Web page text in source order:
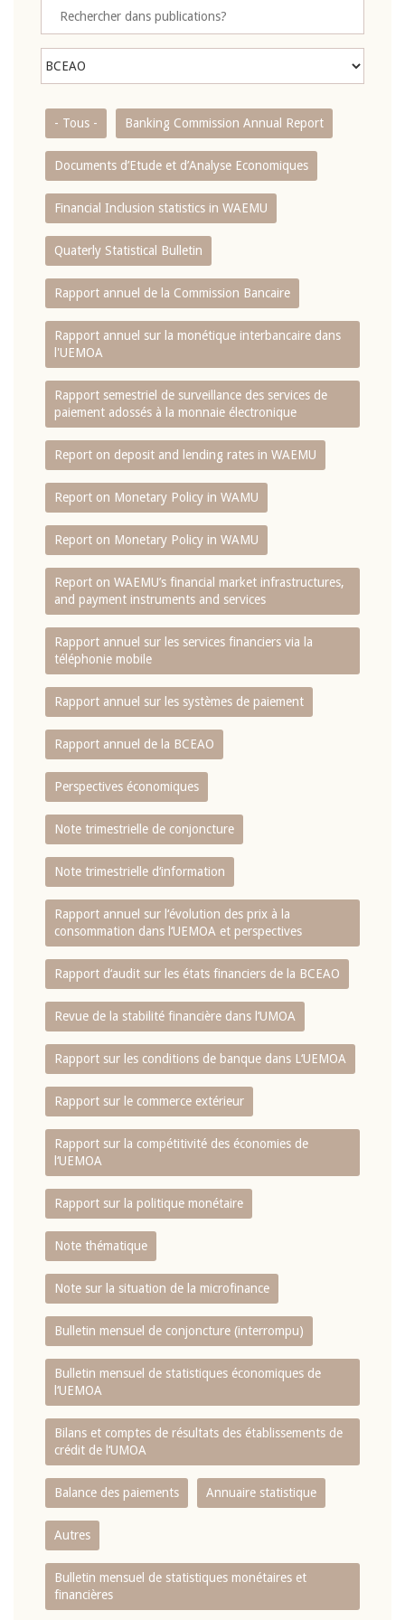
- Tous - Banking Commission Annual Report
Documents d’Etude et d’Analyse Economiques
Financial Inclusion statistics in WAEMU
Quaterly Statistical Bulletin
Rapport annuel de la Commission Bancaire
Rapport annuel sur la monétique interbancaire dans
l'UEMOA
Rapport semestriel de surveillance des services de
paiement adossés à la monnaie électronique
Report on deposit and lending rates in WAEMU
Report on Monetary Policy in WAMU
Report on Monetary Policy in WAMU
Report on WAEMU’s financial market infrastructures,
and payment instruments and services
Rapport annuel sur les services financiers via la
téléphonie mobile
Rapport annuel sur les systèmes de paiement
Rapport annuel de la BCEAO
Perspectives économiques
Note trimestrielle de conjoncture
Note trimestrielle d‘information
Rapport annuel sur l‘évolution des prix à la
consommation dans l‘UEMOA et perspectives
Rapport d‘audit sur les états financiers de la BCEAO
Revue de la stabilité financière dans l‘UMOA
Rapport sur les conditions de banque dans L‘UEMOA
Rapport sur le commerce extérieur
Rapport sur la compétitivité des économies de
l‘UEMOA
Rapport sur la politique monétaire
Note thématique
Note sur la situation de la microfinance
Bulletin mensuel de conjoncture (interrompu)
Bulletin mensuel de statistiques économiques de
l‘UEMOA
Bilans et comptes de résultats des établissements de
crédit de l‘UMOA
Balance des paiements Annuaire statistique
Autres
Bulletin mensuel de statistiques monétaires et
financières